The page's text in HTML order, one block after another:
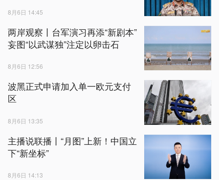
8月6日 14:45
两岸观察丨台军演习再添“新剧本”
妄图“以武谋独”注定以卵击石
8月6日 12:56
波黑正式申请加入单一欧元支付
区
8月6日 13:35
主播说联播丨“月图”上新！中国立
下“新坐标”
8月6日 14:13